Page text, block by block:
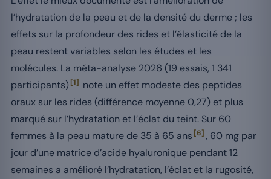
l’hydratation de la peau et de la densité du derme ; les
effets sur la profondeur des rides et l’élasticité de la
peau restent variables selon les études et les
molécules. La méta-analyse 2026 (19 essais, 1 341
participants) [1]
note un effet modeste des peptides
oraux sur les rides (différence moyenne 0,27) et plus
marqué sur l’hydratation et l’éclat du teint. Sur 60
femmes à la peau mature de 35 à 65 ans [6] , 60 mg par
jour d’une matrice d’acide hyaluronique pendant 12
semaines a amélioré l’hydratation, l’éclat et la rugosité,